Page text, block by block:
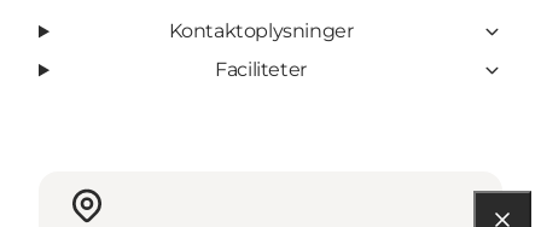
Kontaktoplysninger
Faciliteter